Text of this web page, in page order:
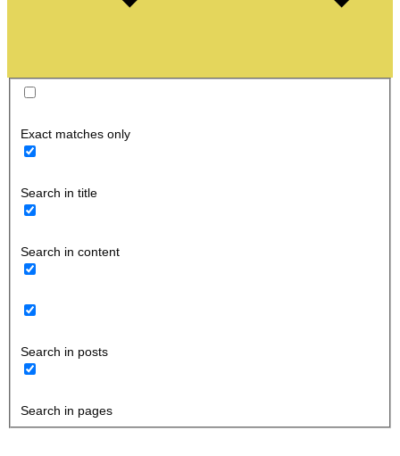
Exact matches only
Search in title
Search in content
Search in posts
Search in pages